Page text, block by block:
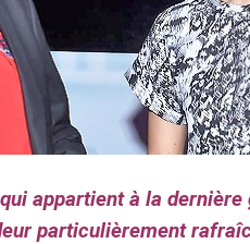
appartient à la
particulièrement